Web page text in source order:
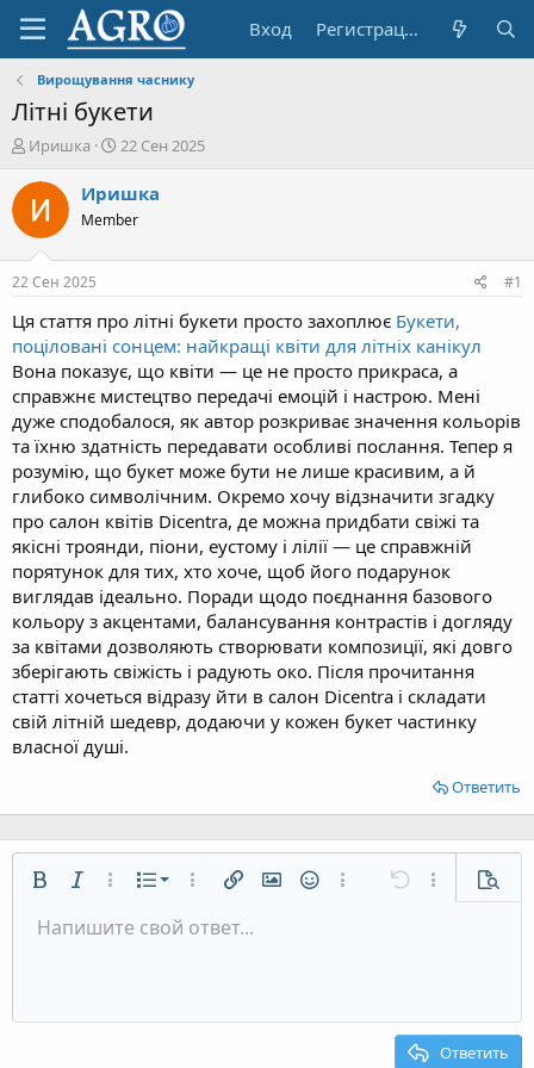
Вход Регистрация
Вирощування часнику
Літні букети
А
т
о
р
е
м
ы
Иришка
Д
т
н
л
22 Сен 2025
Иришка
Member
22 Сен 2025 #1
Ця стаття про літні букети просто захоплює Букети,
поціловані сонцем: найкращі квіти для літніх канікул
Вона показує, що квіти — це не просто прикраса, а
справжнє мистецтво передачі емоцій і настрою. Мені
дуже сподобалося, як автор розкриває значення кольорів
та їхню здатність передавати особливі послання. Тепер я
розумію, що букет може бути не лише красивим, а й
глибоко символічним. Окремо хочу відзначити згадку
про салон квітів Dicentra, де можна придбати свіжі та
якісні троянди, піони, еустому і лілії — це справжній
порятунок для тих, хто хоче, щоб його подарунок
виглядав ідеально. Поради щодо поєднання базового
кольору з акцентами, балансування контрастів і догляду
за квітами дозволяють створювати композиції, які довго
зберігають свіжість і радують око. Після прочитання
статті хочеться відразу йти в салон Dicentra і складати
свій літній шедевр, додаючи у кожен букет частинку
власної душі.
Ответить
ЖирныйКурсивДополнительно...
Список Нумерованный список
Маркированный список
Дополнительно...
Вставить ссылку
Вставить изображение
СмайлыДополнительно...
Отменить
Размер шрифта
9
Цвет текста
Шрифт Arial
Зачёркнутый
Подчёркнутый
Однострочный код
ВыравниваниеПо левому краю
Формат параграфа
Обычный
Заголовок 2
ЦитатаМедиаВставить таблицу
Вставить горизонтальную линию
Спойлер
Код
Повторить
Переключить режим работы редактора
Удалить форматирование
ЧерновикиСохранить черновик
Напишите свой ответ...
Ответить